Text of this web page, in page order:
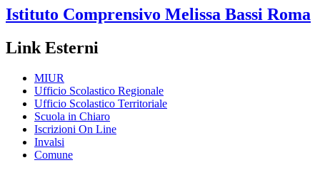
Istituto Comprensivo Melissa Bassi Roma
Link Esterni
MIUR
Ufficio Scolastico Regionale
Ufficio Scolastico Territoriale
Scuola in Chiaro
Iscrizioni On Line
Invalsi
Comune